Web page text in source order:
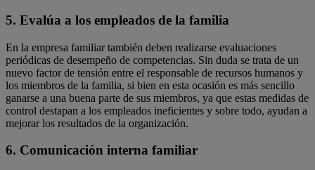
5. Evalúa a los empleados de la familia
En la empresa familiar también deben realizarse evaluaciones
periódicas de desempeño de competencias. Sin duda se trata de un
nuevo factor de tensión entre el responsable de recursos humanos y
los miembros de la familia, si bien en esta ocasión es más sencillo
ganarse a una buena parte de sus miembros, ya que estas medidas de
control destapan a los empleados ineficientes y sobre todo, ayudan a
mejorar los resultados de la organización.
6. Comunicación interna familiar